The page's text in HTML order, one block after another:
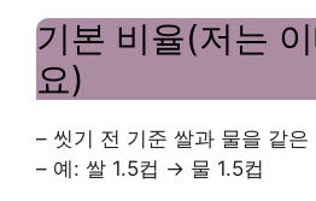
기본 비율(저는
요)
– 씻기 전 기준 쌀과 물을 같은
– 예: 쌀 1.5컵 → 물 1.5컵